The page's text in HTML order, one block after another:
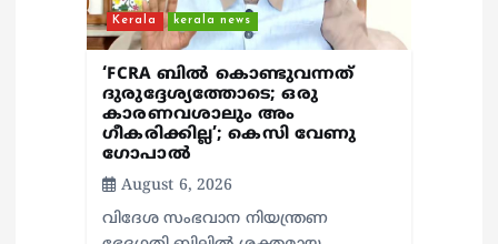
Kerala kerala news
‘FCRA ബിൽ കൊണ്ടുവന്നത്
ദുരുദ്ദേശ്യത്തോടെ; ഒരു
കാരണവശാലും അം​
ഗീകരിക്കില്ല’; കെസി വേണു​
ഗോപാൽ
August 6, 2026
വിദേശ സംഭവാന നിയന്ത്രണ